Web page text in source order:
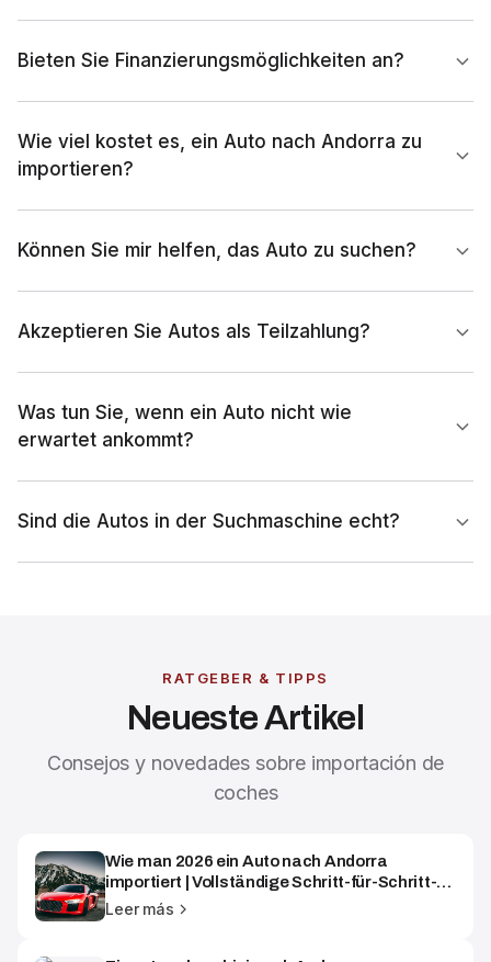
Bieten Sie Finanzierungsmöglichkeiten an?
Wie viel kostet es, ein Auto nach Andorra zu
importieren?
Können Sie mir helfen, das Auto zu suchen?
Akzeptieren Sie Autos als Teilzahlung?
Was tun Sie, wenn ein Auto nicht wie
erwartet ankommt?
Sind die Autos in der Suchmaschine echt?
RATGEBER & TIPPS
Neueste Artikel
Consejos y novedades sobre importación de
coches
Wie man 2026 ein Auto nach Andorra
importiert | Vollständige Schritt-für-Schritt-
Anleitung
Leer más